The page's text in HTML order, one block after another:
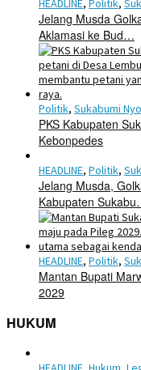
HEADLINE, Politik,
Jelang Musda
Aklamasi ke Bud…
Politik, Sukabumi
PKS Kabupaten
Kebonpedes
HEADLINE, Politik,
Jelang Musda,
Kabupaten
HEADLINE, Politik,
Mantan Bupati
2029
HUKUM